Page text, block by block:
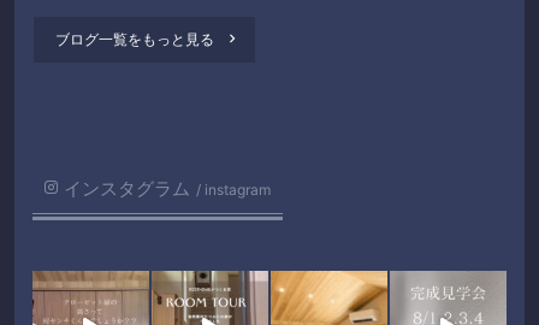
ブログ一覧をもっと見る 
インスタグラム instagram